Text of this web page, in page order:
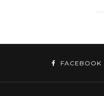
FACEBOOK